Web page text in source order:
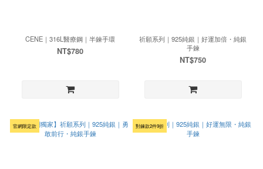
CENE｜316L醫療鋼｜半鍊手環
NT$780
祈願系列｜925純銀｜好運加倍・純銀
手鍊
NT$750
官網限定款 對鍊款2件9折